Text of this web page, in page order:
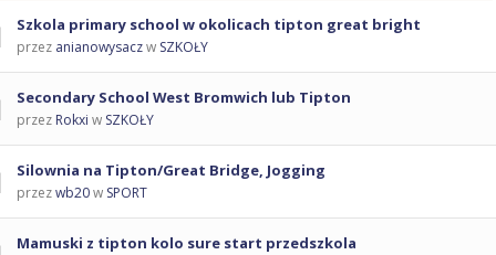
Szkola primary school w okolicach tipton great bright
przez anianowysaczw SZKOŁY
Secondary School West Bromwich lub Tipton
przez Rokxi w SZKOŁY
Silownia na Tipton/Great Bridge, Jogging
przezwb20w SPORT
Mamuski z tipton kolo sure start przedszkola